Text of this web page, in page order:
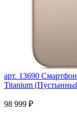
арт. 13690 Смартфон
Titanium
98 999 ₽